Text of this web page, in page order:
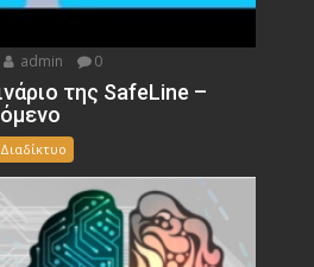
admin 0
της SafeLine –